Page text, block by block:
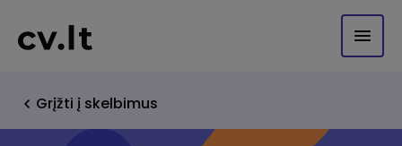
Grįžti į skelbimus